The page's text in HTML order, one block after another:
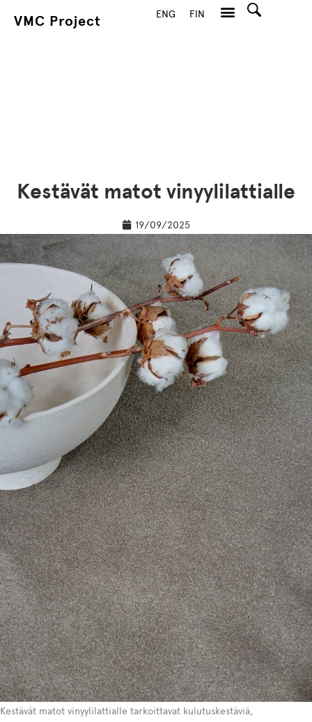
VMC Project ENG FIN
Kestävät matot vinyylilattialle
19/09/2025
Kestävät matot vinyylilattialle tarkoittavat kulutuskestäviä,